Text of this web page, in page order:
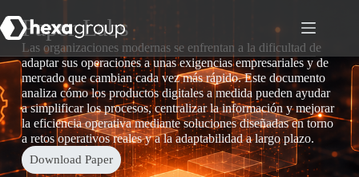
Paper Labs
Las organizaciones modernas se enfrentan a la dificultad de
adaptar sus operaciones a unas exigencias empresariales y de
mercado que cambian cada vez más rápido. Este documento
analiza cómo los productos digitales a medida pueden ayudar
a simplificar los procesos, centralizar la información y mejorar
la eficiencia operativa mediante soluciones diseñadas en torno
a retos operativos reales y a la adaptabilidad a largo plazo.
Download Paper